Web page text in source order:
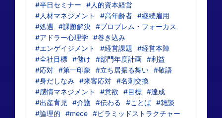
#半日セミナー
#人的資本経営
#人材マネジメント
#高年齢者 #継続雇用
#処遇
#課題解決 #プロブレム・フォーカス
#アドラー心理学 #巻き込み
#エンゲイジメント
#経営課題
#経営本陣
#全社目標 #儲け #部門年度計画 #利益
#応対 #第一印象 #立ち居振る舞い #敬語
#身だしなみ #来客応対 #名刺交換
#感情マネジメント
#意欲 #目標 #達成
#出産育児
#介護 #伝わる #ことば #雑談
#論理的
#mece #ピラミッドストラクチャー